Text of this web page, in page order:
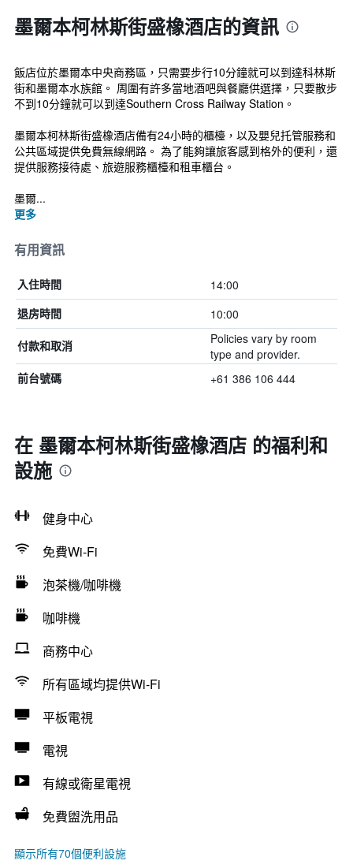
墨爾本柯林斯街盛橡酒店的資訊
飯店位於墨爾本中央商務區，只需要步行10分鐘就可以到達科林斯
街和墨爾本水族館。 周圍有許多當地酒吧與餐廳供選擇，只要散步
不到10分鐘就可以到達Southern Cross Railway Station。
墨爾本柯林斯街盛橡酒店備有24小時的櫃檯，以及嬰兒托管服務和
公共區域提供免費無線網路。 為了能夠讓旅客感到格外的便利，還
提供服務接待處、旅遊服務櫃檯和租車櫃台。
墨爾...
更多
有用資訊
入住時間 14:00
退房時間 10:00
付款和取消
Policies vary by room
type and provider.
前台號碼 +61 386 106 444
在 墨爾本柯林斯街盛橡酒店 的福利和
設施
健身中心
免費Wi-Fi
泡茶機/咖啡機
咖啡機
商務中心
所有區域均提供Wi-Fi
平板電視
電視
有線或衛星電視
免費盥洗用品
顯示所有70個便利設施